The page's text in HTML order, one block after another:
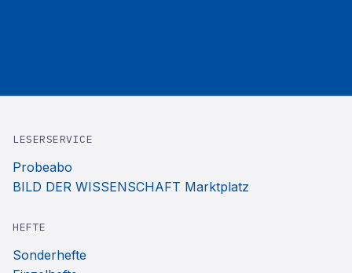
LESERSERVICE
Probeabo
BILD DER WISSENSCHAFT Marktplatz
HEFTE
Sonderhefte